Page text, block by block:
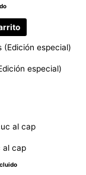
especial)
al cap